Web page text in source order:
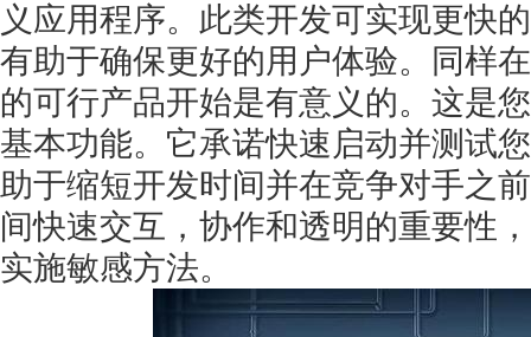
义应用程序。此类开发可实现更快
有助于确保更好的用户体验。同样
的可行产品开始是有意义的。这是
基本功能。它承诺快速启动并测试
助于缩短开发时间并在竞争对手之
间快速交互，协作和透明的重要性
实施敏感方法。